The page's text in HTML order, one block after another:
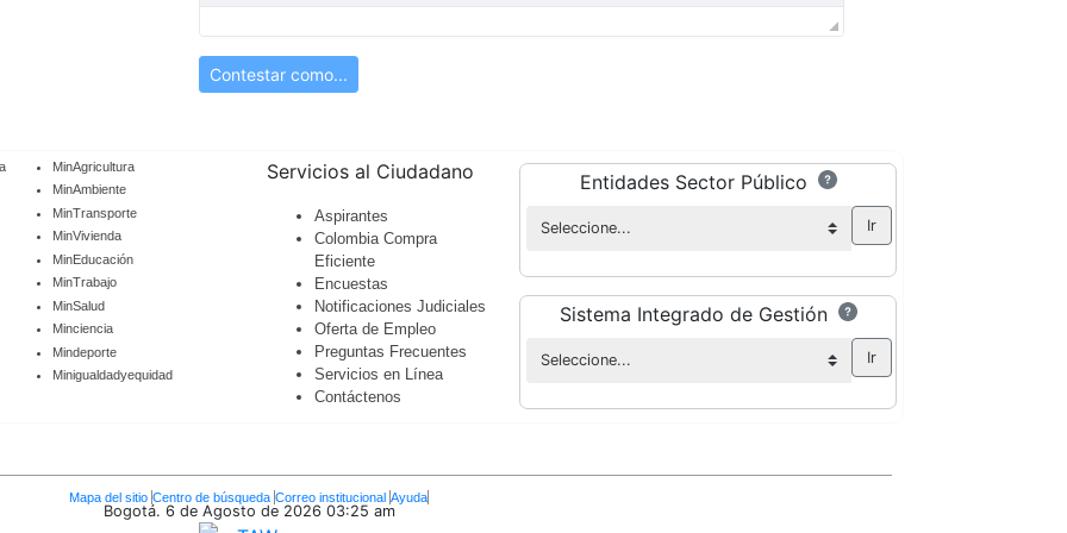
Contestar como...
MinAgricultura
MinAmbiente
MinTransporte
MinVivienda
MinEducación
MinTrabajo
MinSalud
Minciencia
Mindeporte
Minigualdadyequidad
Servicios al Ciudadano
Aspirantes
Colombia Compra
Eficiente
Encuestas
Notificaciones Judiciales
Oferta de Empleo
Preguntas Frecuentes
Servicios en Línea
Contáctenos
Entidades Sector Público
Sistema Integrado de Gestión
Mapa del sitio Centro de búsqueda Correo institucional Ayuda
Bogotá. 6 de Agosto de 2026 03:25 am